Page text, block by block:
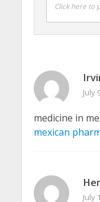
Click here to
July
medicine in
mexican
July